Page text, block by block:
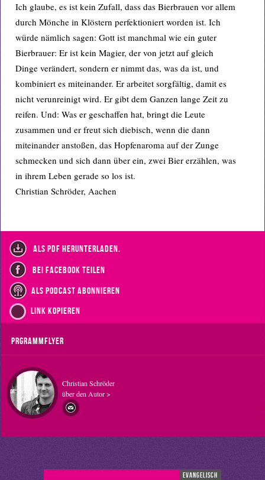
Ich glaube, es ist kein Zufall, dass das Bierbrauen vor allem
durch Mönche in Klöstern perfektioniert worden ist. Ich
würde nämlich sagen: Gott ist manchmal wie ein guter
Bierbrauer: Er ist kein Magier, der von jetzt auf gleich
Dinge verändert, sondern er nimmt das, was da ist, und
kombiniert es miteinander. Er arbeitet sorgfältig, damit es
nicht verunreinigt wird. Er gibt dem Ganzen lange Zeit zu
reifen. Und: Was er geschaffen hat, bringt die Leute
zusammen und er freut sich diebisch, wenn die dann
miteinander anstoßen, das Hopfenaroma auf der Zunge
schmecken und sich dann über ein, zwei Bier erzählen, was
in ihrem Leben gerade so los ist.
Christian Schröder, Aachen
als PDF herunterladen.
bei Facebook teilen
als Podcast abonnieren
Link kopieren
Prgrammflyer
Christian Schröder
über den Autor >
evangelisch